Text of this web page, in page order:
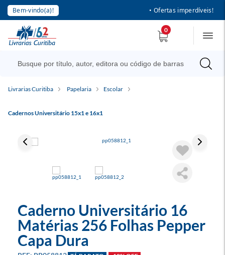
Bem-vindo(a)! • Ofertas imperdíveis!
0
Livrarias Curitiba Papelaria Escolar
Cadernos Universitário 15x1 e 16x1
Caderno Universitário 16
Matérias 256 Folhas Pepper
Capa Dura